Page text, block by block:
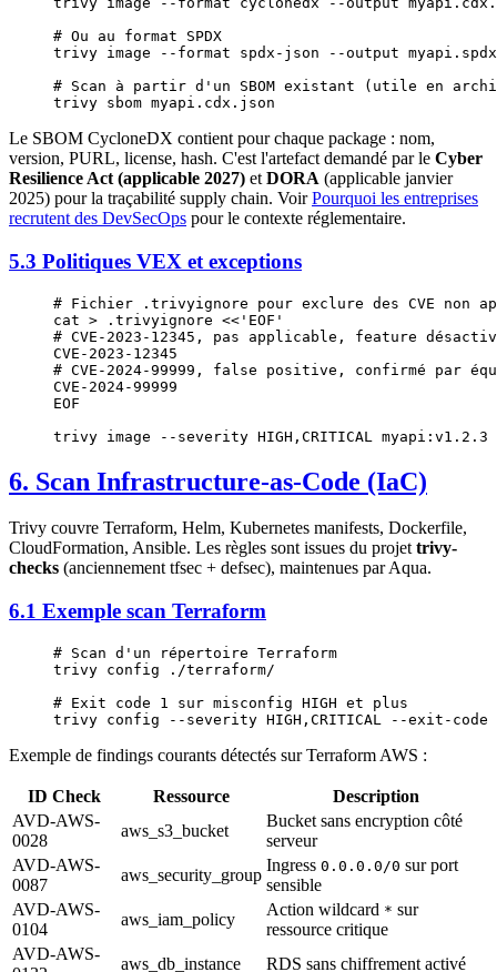
# Ou au format SPDX
trivy image --format spdx-json --output
# Scan à partir d'un SBOM existant (utile en
trivy sbom myapi.cdx.json
Le SBOM CycloneDX contient pour chaque package : nom,
version, PURL, license, hash. C'est l'artefact demandé par le Cyber
Resilience Act (applicable 2027) et DORA (applicable janvier
2025) pour la traçabilité supply chain. VoirPourquoi les entreprises
recrutent des DevSecOps pour le contexte réglementaire.
5.3 Politiques VEX et exceptions
# Fichier .trivyignore pour exclure des CVE non
cat > .trivyignore << 'EOF'
# CVE-2023-12345, pas applicable, feature
CVE-2023-12345
# CVE-2024-99999, false positive, confirmé par
CVE-2024-99999
EOF
trivy image --severity HIGH,CRITICAL myapi:v1.2.3
6. Scan Infrastructure-as-Code (IaC)
Trivy couvre Terraform, Helm, Kubernetes manifests, Dockerfile,
CloudFormation, Ansible. Les règles sont issues du projettrivy-
checks (anciennement tfsec + defsec), maintenues par Aqua.
6.1 Exemple scan Terraform
# Scan d'un répertoire Terraform
trivy config ./terraform/
# Exit code 1 sur misconfig HIGH et plus
trivy config --severity HIGH,CRITICAL --exit-code
Exemple de findings courants détectés sur Terraform AWS :
ID Check Ressource
Description
AVD-AWS-
0028
aws_s3_bucket
Bucket sans encryption côté
serveur
AVD-AWS-
0087
aws_security_group
Ingress 0.0.0.0/0 sur port
sensible
AVD-AWS-
0104
aws_iam_policy
Action wildcard * sur
ressource critique
AVD-AWS-
aws_db_instance RDS sans chiffrement activé